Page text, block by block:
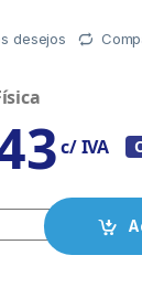
desejos
c/ IVA